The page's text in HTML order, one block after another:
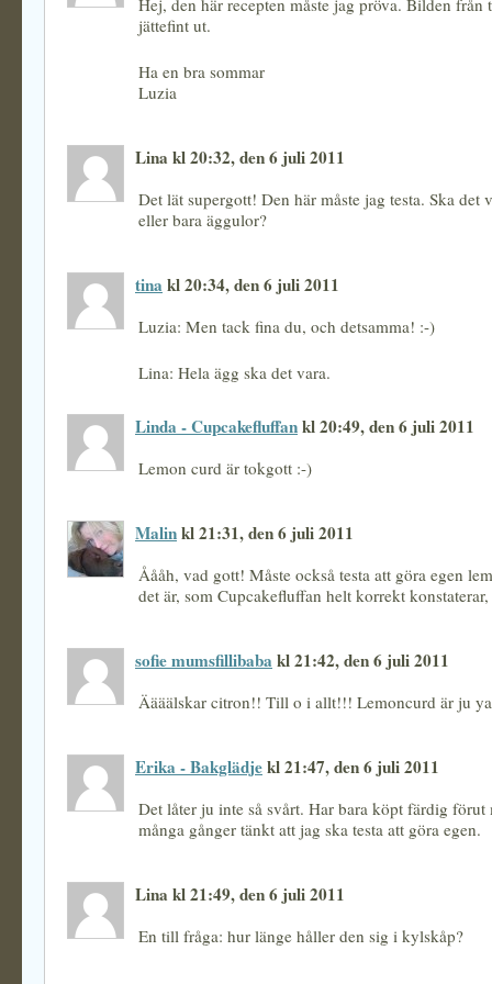
Hej, den här recepten måste jag pröva. Bilden från
jättefint ut.
Ha en bra sommar
Luzia
Lina kl 20:32, den 6 juli 2011
Det lät supergott! Den här måste jag testa. Ska det
eller bara äggulor?
tina kl 20:34, den 6 juli 2011
Luzia: Men tack fina du, och detsamma! :-)
Lina: Hela ägg ska det vara.
Linda - Cupcakefluffankl 20:49, den 6 juli 2011
Lemon curd är tokgott :-)
Malinkl 21:31, den 6 juli 2011
Åååh, vad gott! Måste också testa att göra egen
det är, som Cupcakefluffan helt korrekt
sofie mumsfillibaba kl 21:42, den 6 juli 2011
Äääälskar citron!! Till o i allt!!! Lemoncurd är ju
Erika - Bakglädjekl 21:47, den 6 juli 2011
Det låter ju inte så svårt. Har bara köpt färdig förut
många gånger tänkt att jag ska testa att göra egen.
Lina kl 21:49, den 6 juli 2011
En till fråga: hur länge håller den sig i kylskåp?